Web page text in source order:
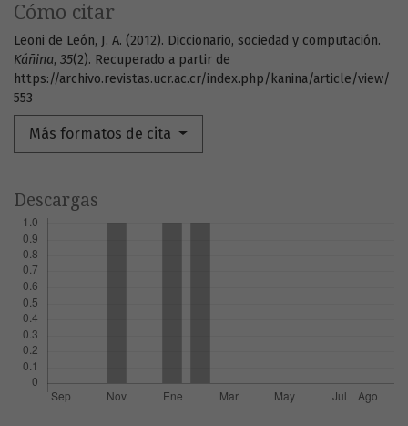
Cómo citar
Leoni de León, J. A. (2012). Diccionario, sociedad y computación.
Káñina, 35(2). Recuperado a partir de
https://archivo.revistas.ucr.ac.cr/index.php/kanina/article/view/
553
Más formatos de cita
Descargas